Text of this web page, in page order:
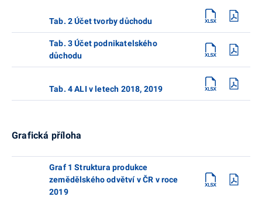
Tab. 2 Účet tvorby důchodu
Tab. 3 Účet podnikatelského
důchodu
Tab. 4 ALI v letech 2018, 2019
Grafická příloha
Graf 1 Struktura produkce
zemědělského odvětví v ČR v roce
2019